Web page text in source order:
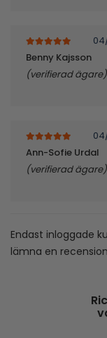
Benny Kajsson
(verifierad ägare)
av 5
Ann-Sofie Urdal
(verifierad ägare)
Endast inloggade
lämna en